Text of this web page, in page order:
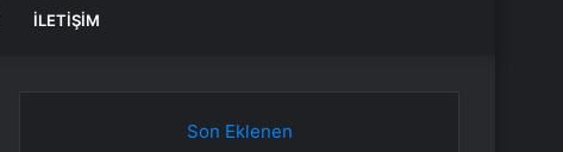
İLETIŞIM
Son Eklenen